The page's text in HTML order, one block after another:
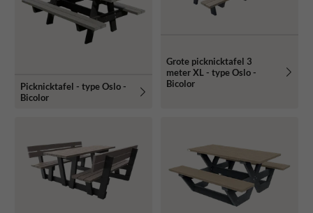
Picknicktafel - type Oslo -
Bicolor
Grote picknicktafel 3
meter XL - type Oslo -
Bicolor